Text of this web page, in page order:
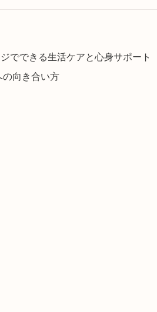
でできる生活ケアと心身サポート
向き合い方